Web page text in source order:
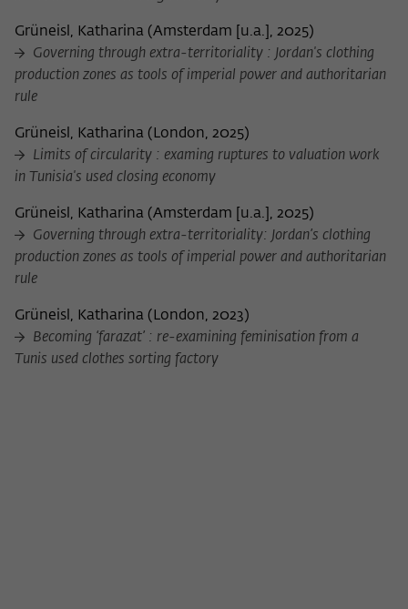
Grüneisl, Katharina (Amsterdam [u.a.], 2025)
Governing through extra-territoriality : Jordan's clothing
production zones as tools of imperial power and authoritarian
rule
Grüneisl, Katharina ( London, 2025)
Limits of circularity : examing ruptures to valuation work
in Tunisia's used closing economy
Grüneisl, Katharina (Amsterdam [u.a.], 2025)
Governing through extra-territoriality: Jordan’s clothing
production zones as tools of imperial power and authoritarian
rule
Grüneisl, Katharina ( London, 2023)
Becoming ‘farazat’ : re-examining feminisation from a
Tunis used clothes sorting factory